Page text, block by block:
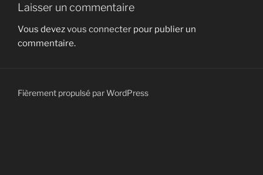
Laisser un commentaire
Vous devezvous connecter pour publier un
commentaire.
Fièrement propulsé par WordPress